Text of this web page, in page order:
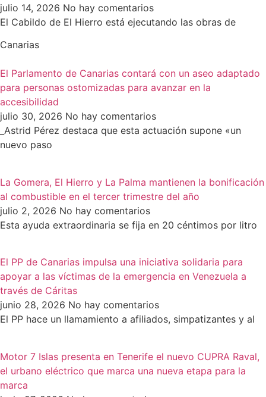
julio 14, 2026 No hay comentarios
El Cabildo de El Hierro está ejecutando las obras de
Canarias
El Parlamento de Canarias contará con un aseo adaptado
para personas ostomizadas para avanzar en la
accesibilidad
julio 30, 2026 No hay comentarios
_Astrid Pérez destaca que esta actuación supone «un
nuevo paso
La Gomera, El Hierro y La Palma mantienen la bonificación
al combustible en el tercer trimestre del año
julio 2, 2026 No hay comentarios
Esta ayuda extraordinaria se fija en 20 céntimos por litro
El PP de Canarias impulsa una iniciativa solidaria para
apoyar a las víctimas de la emergencia en Venezuela a
través de Cáritas
junio 28, 2026 No hay comentarios
El PP hace un llamamiento a afiliados, simpatizantes y al
Motor 7 Islas presenta en Tenerife el nuevo CUPRA Raval,
el urbano eléctrico que marca una nueva etapa para la
marca